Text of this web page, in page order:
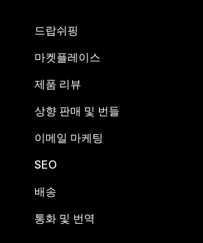
드랍쉬핑
마켓플레이스
제품 리뷰
상향 판매 및 번들
이메일 마케팅
SEO
배송
통화 및 번역